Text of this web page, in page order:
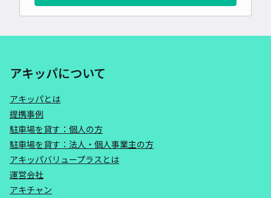
アキッパについて
アキッパとは
提携事例
駐車場を貸す：個人の方
駐車場を貸す：法人・個人事業主の方
アキッパバリュープラスとは
運営会社
アキチャン